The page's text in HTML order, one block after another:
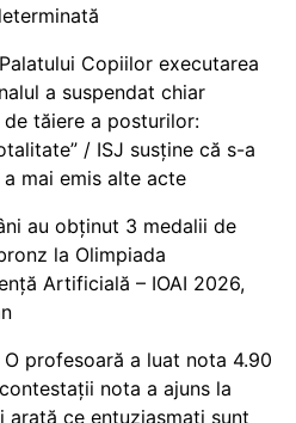
Copiilor executarea
a suspendat chiar
tăiere a posturilor:
/ ISJ susține că s-a
mai emis alte acte
au obținut 3 medalii de
la Olimpiada
Artificială – IOAI 2026,
profesoară a luat nota 4.90
nota a ajuns la
ce entuziasmați sunt